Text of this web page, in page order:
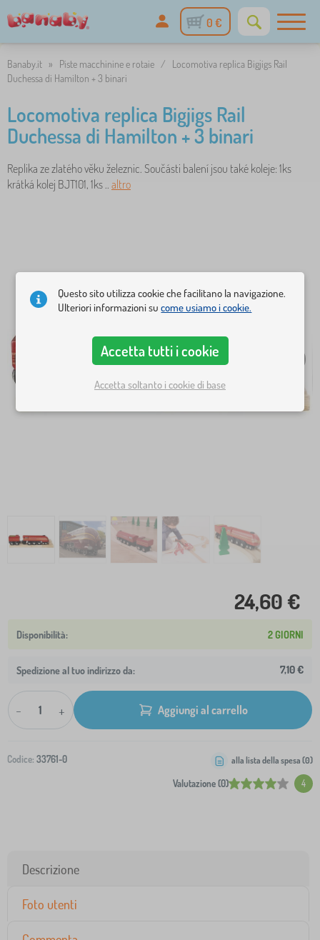
0 €
Banaby.it » Piste macchinine e rotaie /
Locomotiva replica Bigjigs Rail
Duchessa di Hamilton + 3 binari
Locomotiva replica Bigjigs Rail
Duchessa di Hamilton + 3 binari
Replika ze zlatého věku železnic. Součásti balení jsou také koleje: 1ks
krátká kolej BJT101, 1ks .. altro
24,60 €
2 GIORNI
Spedizione al tuo indirizzo da: 7,10 €
- + Aggiungi al carrello
Codice: 33761-0
Valutazione (0) 4
alla lista della spesa (0)
Descrizione
Foto utenti
Questo sito utilizza cookie che facilitano la navigazione.
Ulteriori informazioni sucome usiamo i cookie.
Accetta tutti i cookie
Accetta soltanto i cookie di base